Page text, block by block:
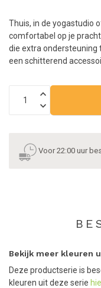
Thuis, in de yogastudio
comfortabel op je
die extra ondersteuning
een schitterend
Voor 22:00 uur
Bekijk meer kleuren
Deze productserie is
kleuren uit deze serie